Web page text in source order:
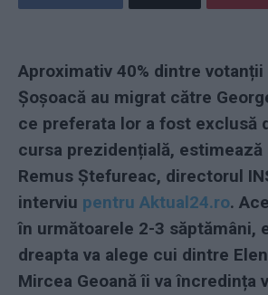
Aproximativ 40% dintre votanții
Șoșoacă au migrat către
ce preferata lor a fost exclusă
cursa prezidențială,
Remus Ștefureac, directorul
interviu pentru Aktual24.ro.
în următoarele 2-3 săptămâni,
dreapta va alege cui dintre
Mircea Geoană îi va încredința